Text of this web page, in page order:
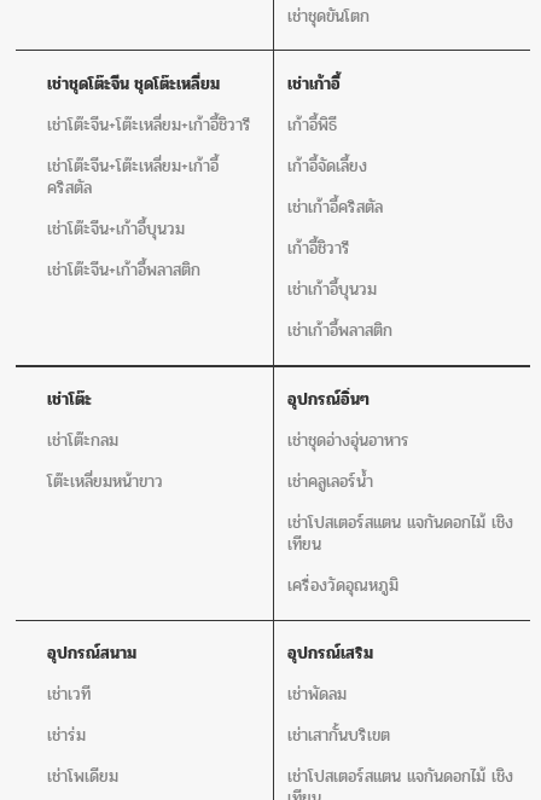
เช่าชุดขันโตก
เช่าชุดโต๊ะจีน ชุดโต๊ะเหลี่ยม
เช่าโต๊ะจีน+โต๊ะเหลี่ยม+เก้าอี้ชิวารี
เช่าโต๊ะจีน+โต๊ะเหลี่ยม+เก้าอี้
คริสตัล
เช่าโต๊ะจีน+เก้าอี้บุนวม
เช่าโต๊ะจีน+เก้าอี้พลาสติก
เช่าเก้าอี้
เก้าอี้พิธี
เก้าอี้จัดเลี้ยง
เช่าเก้าอี้คริสตัล
เก้าอี้ชิวารี
เช่าเก้าอี้บุนวม
เช่าเก้าอี้พลาสติก
เช่าโต๊ะ
เช่าโต๊ะกลม
โต๊ะเหลี่ยมหน้าขาว
อุปกรณ์อิ่นๆ
เช่าชุดอ่างอุ่นอาหาร
เช่าคลูเลอร์น้ำ
เช่าโปสเตอร์สแตน แจกันดอกไม้ เชิง
เทียน
เครื่องวัดอุณหภูมิ
อุปกรณ์สนาม
เช่าเวที
เช่าร่ม
เช่าโพเดียม
อุปกรณ์เสริม
เช่าพัดลม
เช่าเสากั้นบริเขต
เช่าโปสเตอร์สแตน แจกันดอกไม้ เชิง